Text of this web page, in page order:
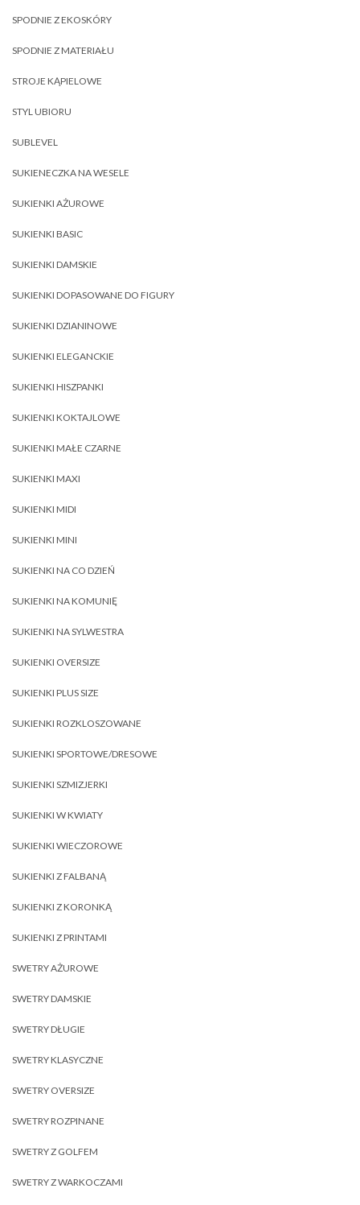
SPODNIE Z EKOSKÓRY
SPODNIE Z MATERIAŁU
STROJE KĄPIELOWE
STYL UBIORU
SUBLEVEL
SUKIENECZKA NA WESELE
SUKIENKI AŻUROWE
SUKIENKI BASIC
SUKIENKI DAMSKIE
SUKIENKI DOPASOWANE DO FIGURY
SUKIENKI DZIANINOWE
SUKIENKI ELEGANCKIE
SUKIENKI HISZPANKI
SUKIENKI KOKTAJLOWE
SUKIENKI MAŁE CZARNE
SUKIENKI MAXI
SUKIENKI MIDI
SUKIENKI MINI
SUKIENKI NA CO DZIEŃ
SUKIENKI NA KOMUNIĘ
SUKIENKI NA SYLWESTRA
SUKIENKI OVERSIZE
SUKIENKI PLUS SIZE
SUKIENKI ROZKLOSZOWANE
SUKIENKI SPORTOWE/DRESOWE
SUKIENKI SZMIZJERKI
SUKIENKI W KWIATY
SUKIENKI WIECZOROWE
SUKIENKI Z FALBANĄ
SUKIENKI Z KORONKĄ
SUKIENKI Z PRINTAMI
SWETRY AŻUROWE
SWETRY DAMSKIE
SWETRY DŁUGIE
SWETRY KLASYCZNE
SWETRY OVERSIZE
SWETRY ROZPINANE
SWETRY Z GOLFEM
SWETRY Z WARKOCZAMI